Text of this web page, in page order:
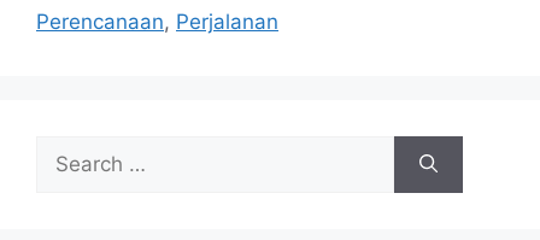
Perencanaan, Perjalanan
Search
for: